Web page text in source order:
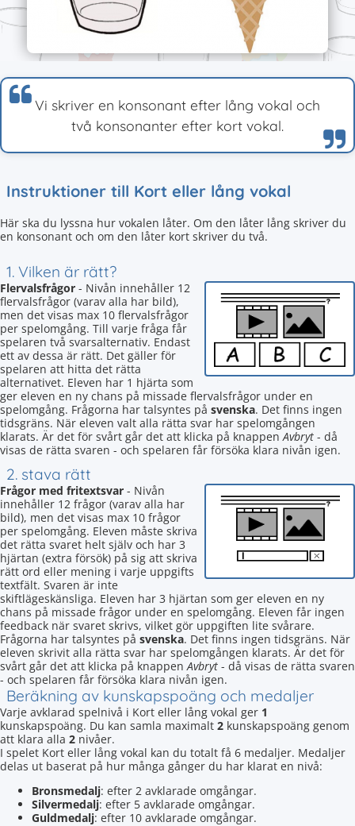
Vi skriver en konsonant efter lång vokal och
två konsonanter efter kort vokal.
Instruktioner till Kort eller lång vokal
Här ska du lyssna hur vokalen låter. Om den låter lång skriver du
en konsonant och om den låter kort skriver du två.
1. Vilken är rätt?
Flervalsfrågor - Nivån innehåller 12
flervalsfrågor (varav alla har bild),
men det visas max 10 flervalsfrågor
per spelomgång. Till varje fråga får
spelaren två svarsalternativ. Endast
ett av dessa är rätt. Det gäller för
spelaren att hitta det rätta
alternativet. Eleven har 1 hjärta som
ger eleven en ny chans på missade flervalsfrågor under en
spelomgång. Frågorna har talsyntes på svenska. Det finns ingen
tidsgräns. När eleven valt alla rätta svar har spelomgången
klarats. Är det för svårt går det att klicka på knappenAvbryt - då
visas de rätta svaren - och spelaren får försöka klara nivån igen.
2. stava rätt
Frågor med fritextsvar - Nivån
innehåller 12 frågor (varav alla har
bild), men det visas max 10 frågor
per spelomgång. Eleven måste skriva
det rätta svaret helt själv och har 3
hjärtan (extra försök) på sig att skriva
rätt ord eller mening i varje uppgifts
textfält. Svaren är inte
skiftlägeskänsliga. Eleven har 3 hjärtan som ger eleven en ny
chans på missade frågor under en spelomgång. Eleven får ingen
feedback när svaret skrivs, vilket gör uppgiften lite svårare.
Frågorna har talsyntes på svenska. Det finns ingen tidsgräns. När
eleven skrivit alla rätta svar har spelomgången klarats. Är det för
svårt går det att klicka på knappenAvbryt - då visas de rätta svaren
- och spelaren får försöka klara nivån igen.
Beräkning av kunskapspoäng och medaljer
Varje avklarad spelnivå i Kort eller lång vokal ger 1
kunskapspoäng. Du kan samla maximalt 2 kunskapspoäng genom
att klara alla 2 nivåer.
I spelet Kort eller lång vokal kan du totalt få 6 medaljer. Medaljer
delas ut baserat på hur många gånger du har klarat en nivå:
Bronsmedalj: efter 2 avklarade omgångar.
Silvermedalj: efter 5 avklarade omgångar.
Guldmedalj: efter 10 avklarade omgångar.